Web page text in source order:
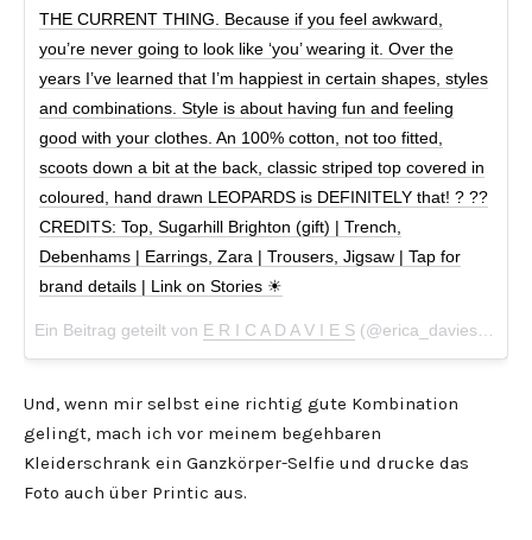
THE CURRENT THING. Because if you feel awkward,
you’re never going to look like ‘you’ wearing it. Over the
years I’ve learned that I’m happiest in certain shapes, styles
and combinations. Style is about having fun and feeling
good with your clothes. An 100% cotton, not too fitted,
scoots down a bit at the back, classic striped top covered in
coloured, hand drawn LEOPARDS is DEFINITELY that! ? ??
CREDITS: Top, Sugarhill Brighton (gift) | Trench,
Debenhams | Earrings, Zara | Trousers, Jigsaw | Tap for
brand details | Link on Stories ☀
Ein Beitrag geteilt von E R I C A D A V I E S (@erica_davies) am
Und, wenn mir selbst eine richtig gute Kombination
gelingt, mach ich vor meinem begehbaren
Kleiderschrank ein Ganzkörper-Selfie und drucke das
Foto auch über Printic aus.